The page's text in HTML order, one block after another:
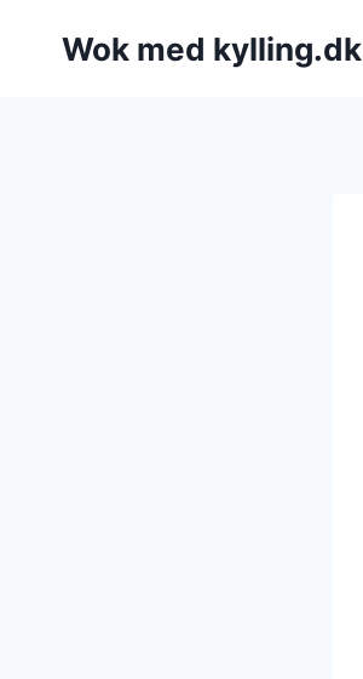
Wok med kylling.dk